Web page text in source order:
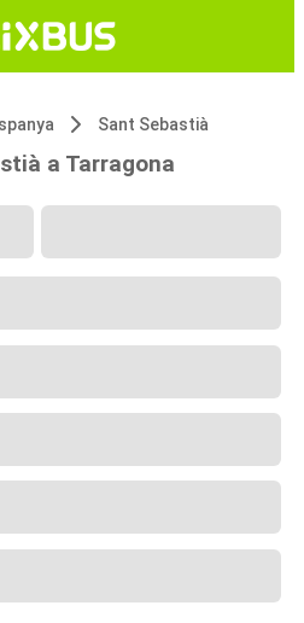
Sant Sebastià
a Tarragona